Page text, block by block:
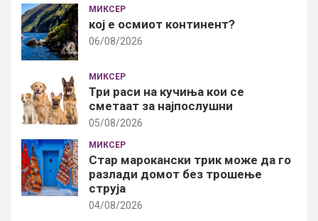
МИКСЕР
кој е осмиот континент?
06/08/2026
МИКСЕР
Три раси на кучиња кои се
сметаат за најпослушни
05/08/2026
МИКСЕР
Стар марокански трик може да го
разлади домот без трошење
струја
04/08/2026